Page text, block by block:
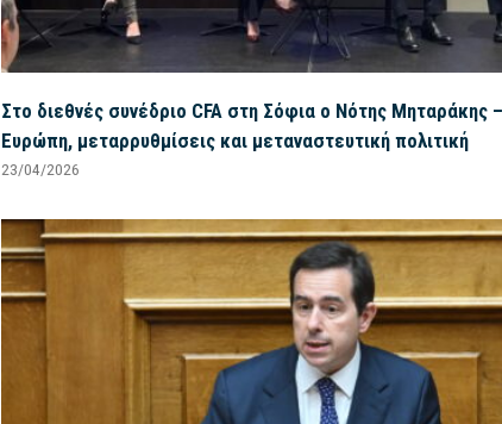
Στο διεθνές συνέδριο CFA στη Σόφια ο Νότης Μηταράκης
Ευρώπη, μεταρρυθμίσεις και μεταναστευτική πολιτική
23/04/2026